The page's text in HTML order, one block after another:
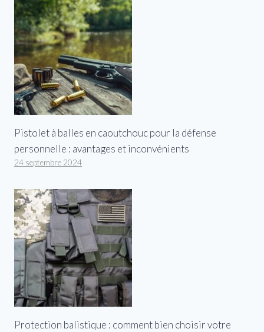
Pistolet à balles en caoutchouc pour la défense
personnelle : avantages et inconvénients
24 septembre 2024
Protection balistique : comment bien choisir votre